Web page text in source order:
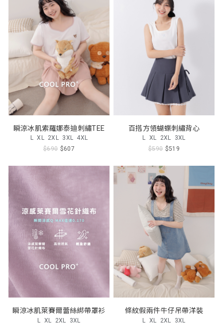
瞬涼冰肌索羅娜泰迪刺繡TEE
L XL 2XL 3XL 4XL
$690 $607
百搭方領蝴蝶刺繡背心
L XL 2XL 3XL
$590 $519
瞬涼冰肌萊賽爾蕾絲綁帶罩衫
L XL 2XL 3XL
條紋假兩件牛仔吊帶洋裝
L XL 2XL 3XL